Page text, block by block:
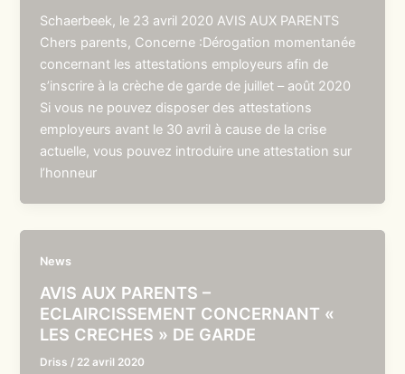
Schaerbeek, le 23 avril 2020 AVIS AUX PARENTS
Chers parents, Concerne :Dérogation momentanée
concernant les attestations employeurs afin de
s’inscrire à la crèche de garde de juillet – août 2020
Si vous ne pouvez disposer des attestations
employeurs avant le 30 avril à cause de la crise
actuelle, vous pouvez introduire une attestation sur
l’honneur
News
AVIS AUX PARENTS –
ECLAIRCISSEMENT CONCERNANT «
LES CRECHES » DE GARDE
Driss / 22 avril 2020